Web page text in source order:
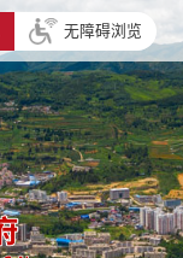
无障碍浏览